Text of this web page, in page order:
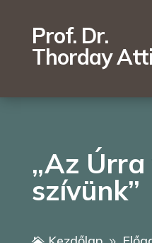
Prof. Dr.
Thorday
„Az
szívünk”